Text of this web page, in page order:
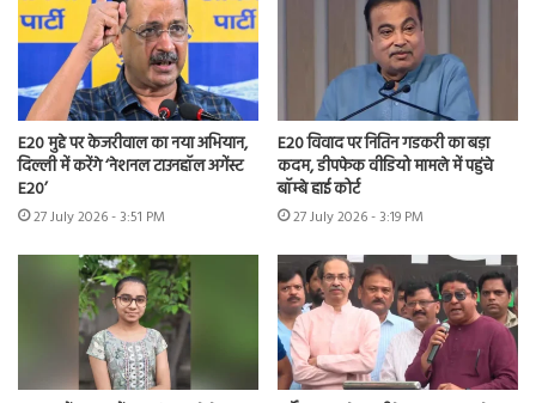
E20 मुद्दे पर केजरीवाल का नया अभियान,
दिल्ली में करेंगे ‘नेशनल टाउनहॉल अगेंस्ट
E20’
27 July 2026 - 3:51 PM
E20 विवाद पर नितिन गडकरी का बड़ा
कदम, डीपफेक वीडियो मामले में पहुंचे
बॉम्बे हाई कोर्ट
27 July 2026 - 3:19 PM